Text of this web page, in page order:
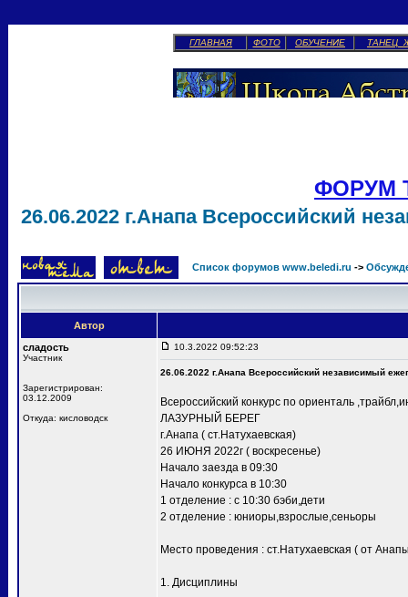
ГЛАВНАЯ ФОТО ОБУЧЕНИЕ ТАНЕЦ
ФОРУМ
26.06.2022 г.Анапа Всероссийский
Список форумов www.beledi.ru ->
Автор
сладость
Участник
Зарегистрирован:
03.12.2009
Откуда: кисловодск
10.3.2022 09:52:23
26.06.2022 г.Анапа Всероссийский независимый
Всероссийский конкурс по ориенталь
ЛАЗУРНЫЙ БЕРЕГ
г.Анапа ( ст.Натухаевская)
26 ИЮНЯ 2022г ( воскресенье)
Начало заезда в 09:30
Начало конкурса в 10:30
1 отделение : с 10:30 бэби,дети
2 отделение : юниоры,взрослые,сеньоры
Место проведения : ст.Натухаевская ( от
1. Дисциплины